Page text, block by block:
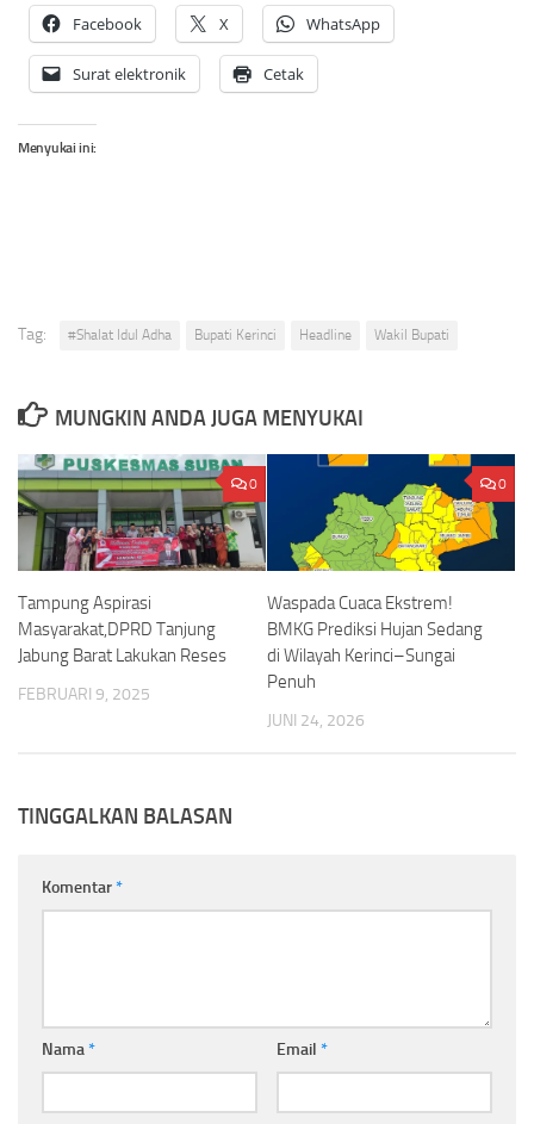
Facebook X WhatsApp
Surat elektronik Cetak
Menyukai ini:
Tag: #Shalat Idul Adha Bupati Kerinci Headline Wakil Bupati
MUNGKIN ANDA JUGA MENYUKAI
0
Tampung Aspirasi
Masyarakat,DPRD Tanjung
Jabung Barat Lakukan Reses
FEBRUARI 9, 2025
0
Waspada Cuaca Ekstrem!
BMKG Prediksi Hujan Sedang
di Wilayah Kerinci–Sungai
Penuh
JUNI 24, 2026
TINGGALKAN BALASAN
Komentar*
Nama* Email *